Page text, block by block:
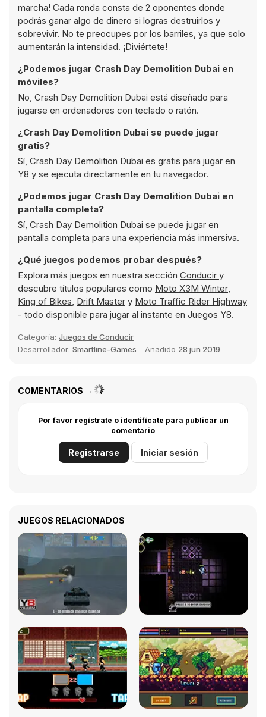
marcha! Cada ronda consta de 2 oponentes donde
podrás ganar algo de dinero si logras destruirlos y
sobrevivir. No te preocupes por los barriles, ya que solo
aumentarán la intensidad. ¡Diviértete!
¿Podemos jugar Crash Day Demolition Dubai en
móviles?
No, Crash Day Demolition Dubai está diseñado para
jugarse en ordenadores con teclado o ratón.
¿Crash Day Demolition Dubai se puede jugar
gratis?
Sí, Crash Day Demolition Dubai es gratis para jugar en
Y8 y se ejecuta directamente en tu navegador.
¿Podemos jugar Crash Day Demolition Dubai en
pantalla completa?
Sí, Crash Day Demolition Dubai se puede jugar en
pantalla completa para una experiencia más inmersiva.
¿Qué juegos podemos probar después?
Explora más juegos en nuestra sección Conducir y
descubre títulos populares como Moto X3M Winter,
King of Bikes, Drift Master y Moto Traffic Rider Highway
- todo disponible para jugar al instante en Juegos Y8.
Categoría: Juegos de Conducir
Desarrollador: Smartline-Games Añadido 28 jun 2019
COMENTARIOS
Por favor regístrate o identifícate para publicar un
comentario
Registrarse Iniciar sesión
JUEGOS RELACIONADOS